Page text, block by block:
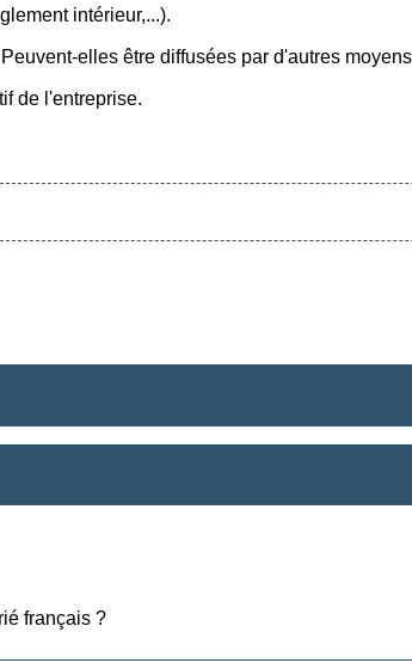
intérieur,...).
elles être diffusées par d'autres
de l'entreprise.
français ?